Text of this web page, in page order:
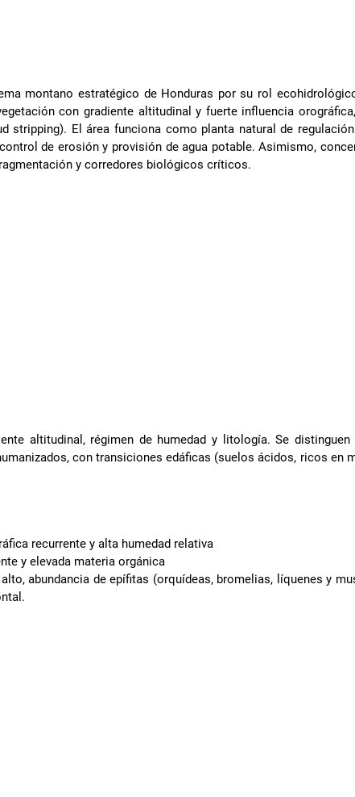
montano estratégico de Honduras por su rol
con gradiente altitudinal y fuerte influencia
stripping). El área funciona como planta natural de
de erosión y provisión de agua potable. Asimismo,
y corredores biológicos críticos.
altitudinal, régimen de humedad y litología. Se distinguen
con transiciones edáficas (suelos ácidos, ricos en
recurrente y alta humedad relativa
y elevada materia orgánica
abundancia de epífitas (orquídeas, bromelias, líquenes y